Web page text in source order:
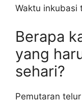
Waktu inkubasi
Berapa
yang
sehari?
Pemutaran